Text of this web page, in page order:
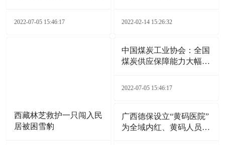
2022-07-05 15:46:17 2022-02-14 15:26:32
西藏林芝救护一只闯入民
居被困雪豹
中国煤炭工业协会：全国
煤炭供应保障能力大幅增
2022-07-05 15:46:17
广西德保设立“黄码医院”
为全域内红、黄码人员就